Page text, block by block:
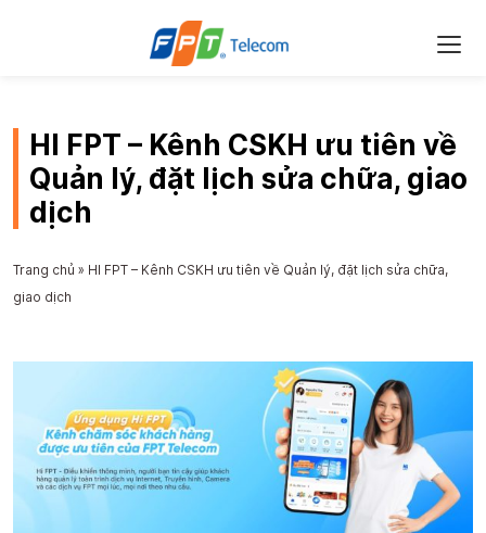
HI FPT – Kênh CSKH ưu tiên về
Quản lý, đặt lịch sửa chữa, giao
dịch
Trang chủ » HI FPT – Kênh CSKH ưu tiên về Quản lý, đặt lịch sửa chữa,
giao dịch